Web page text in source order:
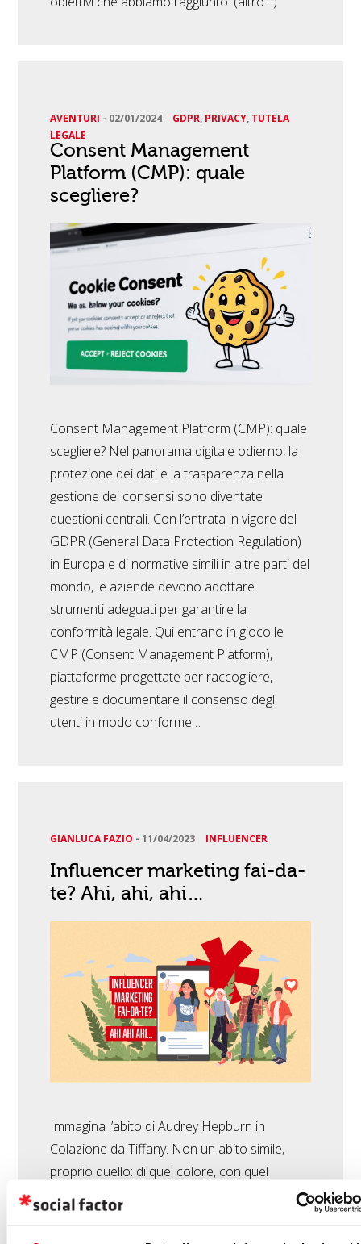
AVENTURI - 02/01/2024 GDPR, PRIVACY, TUTELA
LEGALE
Consent Management
Platform (CMP): quale
scegliere?
Consent Management Platform (CMP): quale
scegliere? Nel panorama digitale odierno, la
protezione dei dati e la trasparenza nella
gestione dei consensi sono diventate
questioni centrali. Con l’entrata in vigore del
GDPR (General Data Protection Regulation)
in Europa e di normative simili in altre parti del
mondo, le aziende devono adottare
strumenti adeguati per garantire la
conformità legale. Qui entrano in gioco le
CMP (Consent Management Platform),
piattaforme progettate per raccogliere,
gestire e documentare il consenso degli
utenti in modo conforme…
GIANLUCA FAZIO -11/04/2023 INFLUENCER
Influencer marketing fai-da-
te? Ahi, ahi, ahi…
Immagina l’abito di Audrey Hepburn in
Colazione da Tiffany. Non un abito simile,
proprio quello: di quel colore, con quel
tessuto, di quella dimensione. Ora mettilo sul
corpo di Beyoncé. Non le starà affatto bene,
troppo stretto, troppo semplice. È un abito